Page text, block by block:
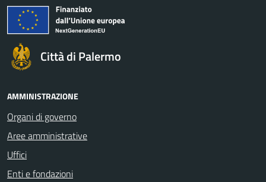
Città di Palermo
AMMINISTRAZIONE
Organi di governo
Aree amministrative
Uffici
Enti e fondazioni